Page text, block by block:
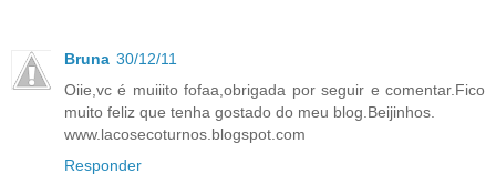
Bruna 30/12/11
Oiie,vc é muiiito fofaa,obrigada por seguir e comentar.Fico
muito feliz que tenha gostado do meu blog.Beijinhos.
www.lacosecoturnos.blogspot.com
Responder